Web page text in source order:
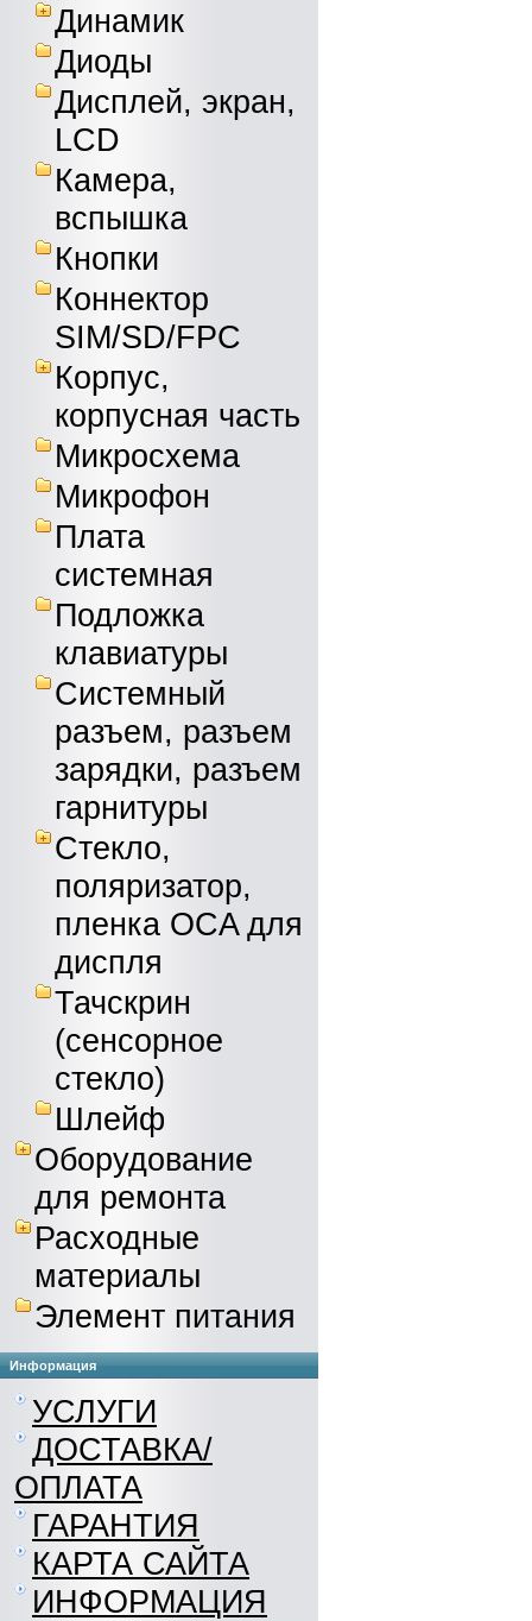
Динамик
Диоды
Дисплей, экран,
LCD
Камера,
вспышка
Кнопки
Коннектор
SIM/SD/FPC
Корпус,
корпусная часть
Микросхема
Микрофон
Плата
системная
Подложка
клавиатуры
Системный
разъем, разъем
зарядки, разъем
гарнитуры
Стекло,
поляризатор,
пленка OCA для
диспля
Тачскрин
(сенсорное
стекло)
Шлейф
Оборудование
для ремонта
Расходные
материалы
Элемент питания
Информация
УСЛУГИ
ДОСТАВКА/
ОПЛАТА
ГАРАНТИЯ
КАРТА САЙТА
ИНФОРМАЦИЯ